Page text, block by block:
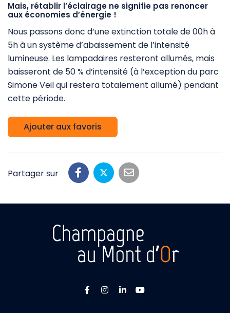
Mais, rétablir l’éclairage ne signifie pas renoncer
aux économies d’énergie !
Nous passons donc d’une extinction totale de 00h à
5h à un système d’abaissement de l’intensité
lumineuse. Les lampadaires resteront allumés, mais
baisseront de 50 % d’intensité (à l’exception du parc
Simone Veil qui restera totalement allumé) pendant
cette période.
Ajouter aux favoris
Partager sur
Lien vers le compte Facebook
Lien vers le compte
Lien vers le compte